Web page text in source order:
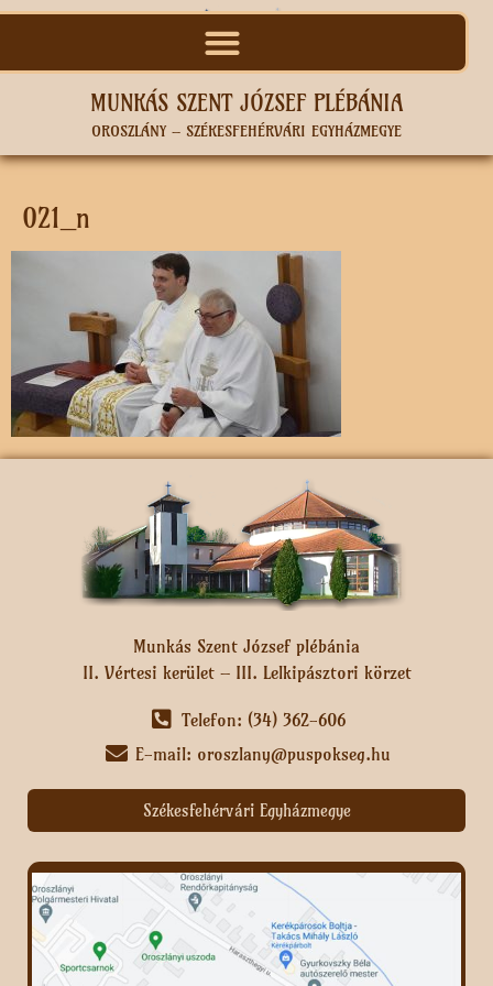
MUNKÁS SZENT JÓZSEF PLÉBÁNIA
OROSZLÁNY – SZÉKESFEHÉRVÁRI EGYHÁZMEGYE
021_n
Munkás Szent József plébánia
II. Vértesi kerület – III. Lelkipásztori körzet
Telefon: (34) 362-606
E-mail: oroszlany@puspokseg.hu
Székesfehérvári Egyházmegye